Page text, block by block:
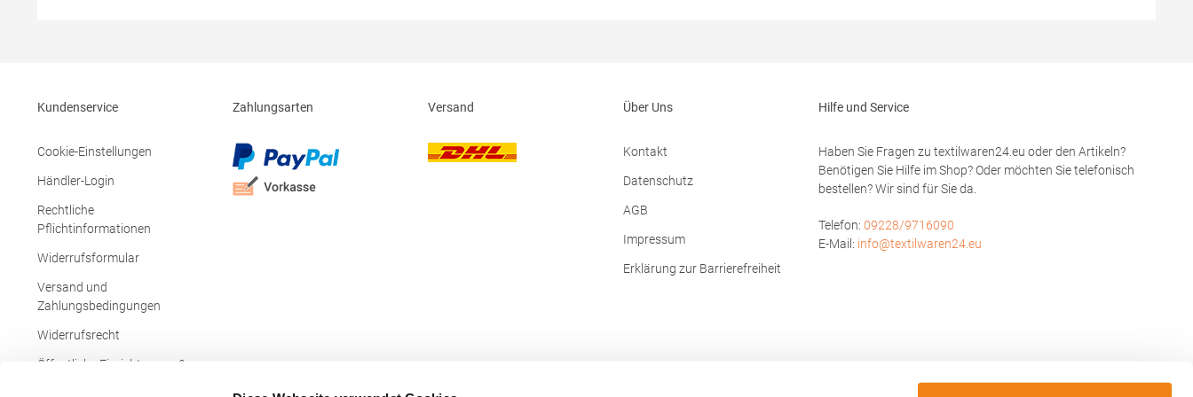
40472 Düsseldorf Deutschland E-Mail:
Rückenteil Reißverschluss zur
PolyamidAngaben zur
Produktsicherheit: Herst.-Nr.: JN824Hersteller:
Gustav Daiber GmbH Vor dem Weißen Stein
info@daiber.de
Kundenservice
Cookie-Einstellungen
Händler-Login
Rechtliche
Pflichtinformationen
Widerrufsformular
Versand und
Zahlungsbedingungen
Widerrufsrecht
Öffentliche Einrichtungen &
Zahlungsarten Versand Über Uns
Kontakt
Datenschutz
AGB
Impressum
Erklärung zur Barrierefreiheit
Hilfe und Service
Haben Sie Fragen zu textilwaren24.eu oder den Artikeln?
Benötigen Sie Hilfe im Shop? Oder möchten Sie telefonisch
bestellen? Wir sind für Sie da.
Telefon: 09228/9716090
E-Mail: info@textilwaren24.eu